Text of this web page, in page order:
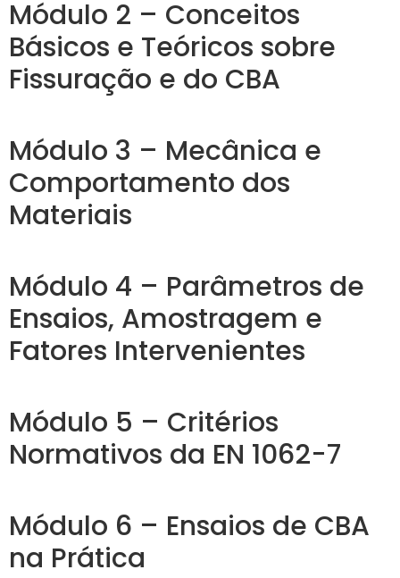
Módulo 2 – Conceitos
Básicos e Teóricos sobre
Fissuração e do CBA
Módulo 3 – Mecânica e
Comportamento dos
Materiais
Módulo 4 – Parâmetros de
Ensaios, Amostragem e
Fatores Intervenientes
Módulo 5 – Critérios
Normativos da EN 1062-7
Módulo 6 – Ensaios de CBA
na Prática